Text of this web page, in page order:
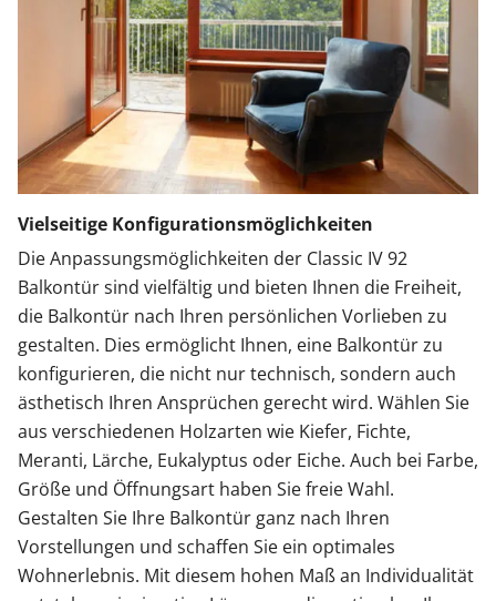
Vielseitige Konfigurationsmöglichkeiten
Die Anpassungsmöglichkeiten der Classic IV 92
Balkontür sind vielfältig und bieten Ihnen die Freiheit,
die Balkontür nach Ihren persönlichen Vorlieben zu
gestalten. Dies ermöglicht Ihnen, eine Balkontür zu
konfigurieren, die nicht nur technisch, sondern auch
ästhetisch Ihren Ansprüchen gerecht wird. Wählen Sie
aus verschiedenen Holzarten wie Kiefer, Fichte,
Meranti, Lärche, Eukalyptus oder Eiche. Auch bei Farbe,
Größe und Öffnungsart haben Sie freie Wahl.
Gestalten Sie Ihre Balkontür ganz nach Ihren
Vorstellungen und schaffen Sie ein optimales
Wohnerlebnis. Mit diesem hohen Maß an Individualität